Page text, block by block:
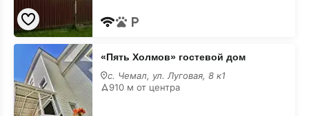
«Пять
Холмов»
гостевой
дом
«Пять Холмов» гостевой дом
с. Чемал, ул. Луговая, 8 к1
910 м от центра